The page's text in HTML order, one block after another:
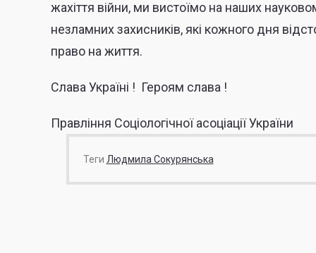
жахіття війни, ми вистоїмо на наших
незламних захисників, які кожного дня
право на життя.
Слава Україні ! Героям слава !
Правління Соціологічної асоціації України
Теги Людмила Сокурянська